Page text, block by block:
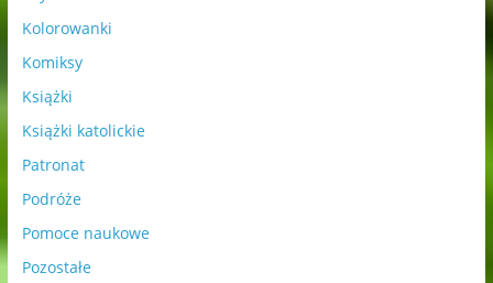
Kolorowanki
Komiksy
Książki
Książki katolickie
Patronat
Podróże
Pomoce naukowe
Pozostałe